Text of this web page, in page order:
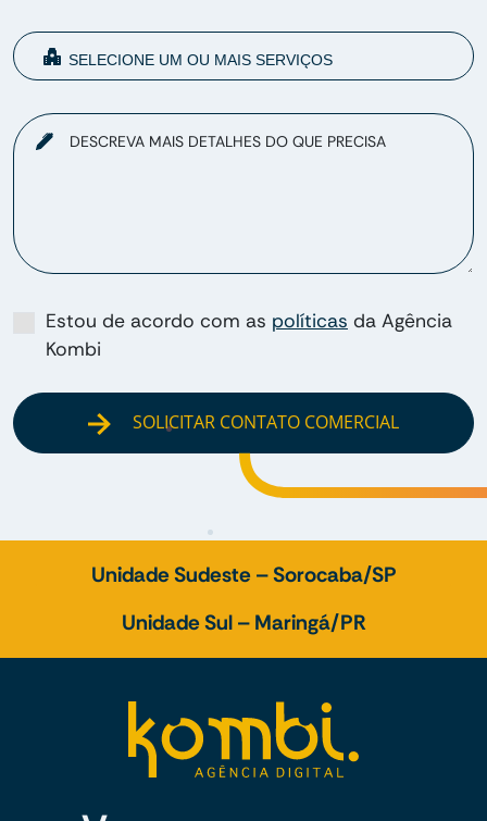
DESCREVA MAIS DETALHES DO QUE PRECISA
Estou de acordo com as políticas da Agência
Kombi
SOLICITAR CONTATO COMERCIAL
Unidade Sudeste – Sorocaba/SP
Unidade Sul – Maringá/PR